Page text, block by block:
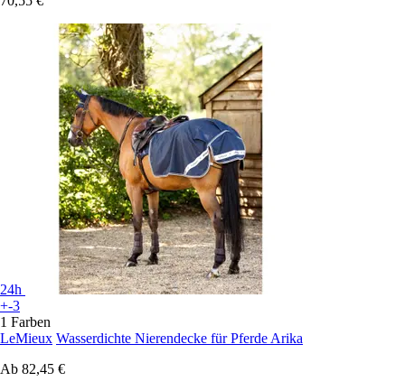
24h
+-3
1 Farben
LeMieux Wasserdichte Nierendecke für Pferde Arika
Ab 82,45 €